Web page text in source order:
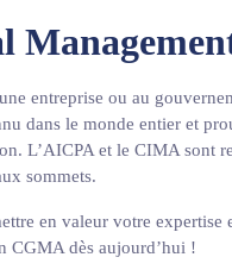
entreprise ou au
dans le monde entier et
L’AICPA et le CIMA sont
sommets.
en valeur votre
CGMA dès aujourd’hui !